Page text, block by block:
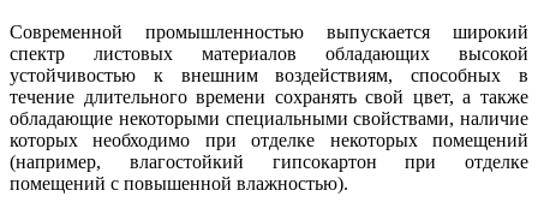
Современной промышленностью выпускается широкий
спектр листовых материалов обладающих высокой
устойчивостью к внешним воздействиям, способных в
течение длительного времени сохранять свой цвет, а также
обладающие некоторыми специальными свойствами, наличие
которых необходимо при отделке некоторых помещений
(например, влагостойкий гипсокартон при отделке
помещений с повышенной влажностью).